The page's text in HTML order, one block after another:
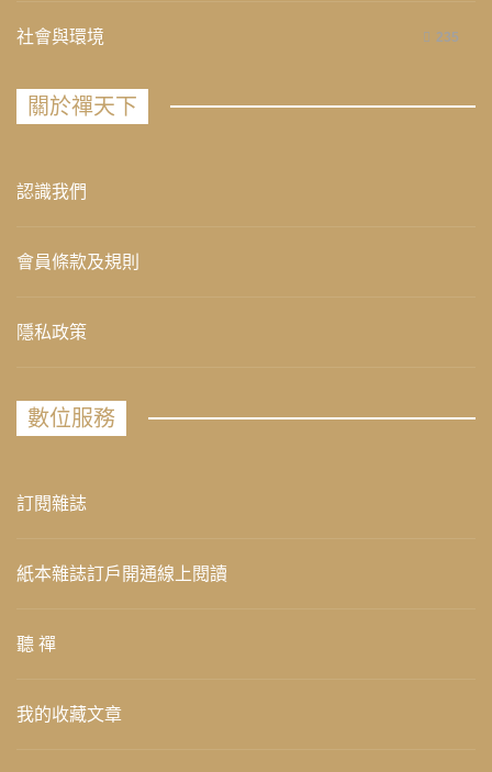
社會與環境 235
關於禪天下
認識我們
會員條款及規則
隱私政策
數位服務
訂閱雜誌
紙本雜誌訂戶開通線上閱讀
聽 禪
我的收藏文章